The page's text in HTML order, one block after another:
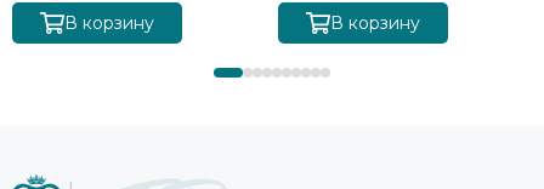
В корзину В корзину